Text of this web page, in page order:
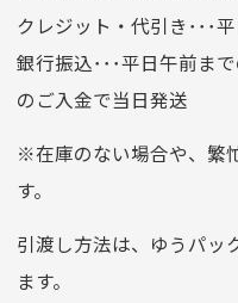
口座名義
株式会
クレジットカード
選びいただけない場合
クレジット・代引き･･･
銀行振込･･･平日午前ま
のご入金で当日発送
※在庫のない場合や、繁
す。
引渡し方法は、ゆうパッ
ます。